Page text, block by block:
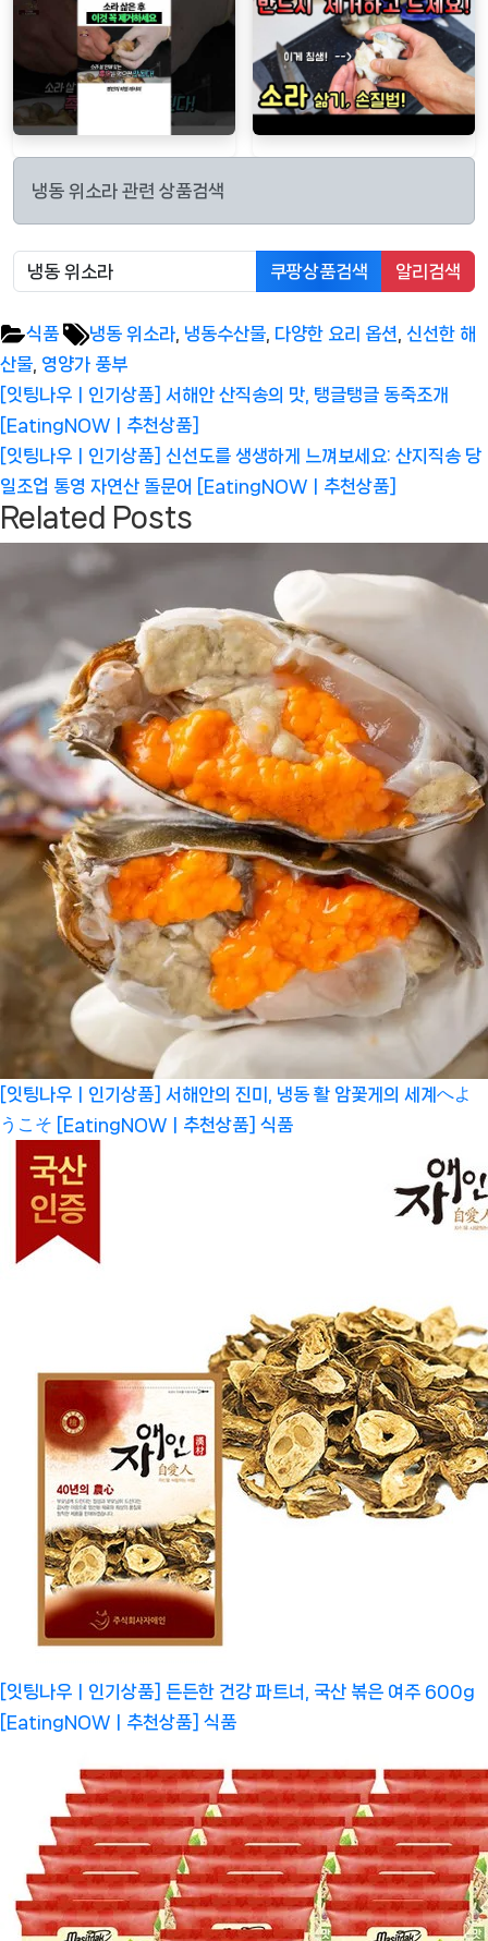
냉동 위소라 관련 상품검색
쿠팡상품검색 알리검색
식품 Tags:
냉동 위소라 냉동수산물 다양한 요리 옵션 신선한 해
산물 영양가 풍부
글
탐
색
Previous
Post:
[잇팅나우ㅣ인기상품] 서해안 산직송의 맛, 탱글탱글 동죽조개
[EatingNOWㅣ추천상품]
Next
Post:
[잇팅나우ㅣ인기상품] 신선도를 생생하게 느껴보세요: 산지직송 당
일조업 통영 자연산 돌문어 [EatingNOWㅣ추천상품]
Related Posts
[잇팅나우ㅣ인기상품] 서해안의 진미, 냉동 활 암꽃게의 세계へよ
うこそ [EatingNOWㅣ추천상품] 식품
[잇팅나우ㅣ인기상품] 든든한 건강 파트너, 국산 볶은 여주 600g
[EatingNOWㅣ추천상품] 식품